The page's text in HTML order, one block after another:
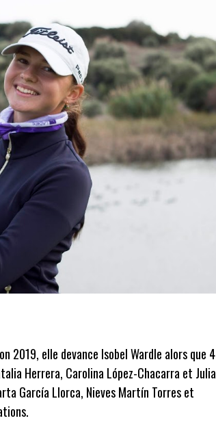
2019, elle devance Isobel Wardle alors que 4
Herrera, Carolina López-Chacarra et Julia
García Llorca, Nieves Martín Torres et